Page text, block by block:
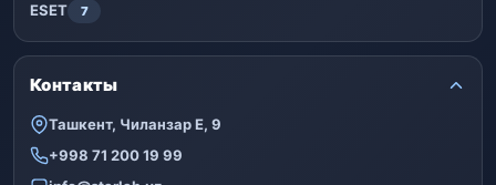
ESET 7
Контакты
Ташкент, Чиланзар Е, 9
+998 71 200 19 99